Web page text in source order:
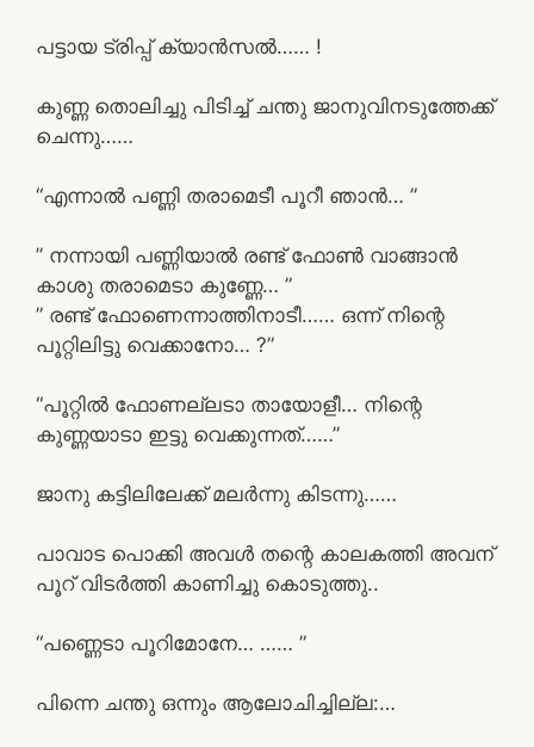
പട്ടായ ട്രിപ്പ് ക്യാൻസൽ…… !
കുണ്ണ തൊലിച്ചു പിടിച്ച് ചന്തു ജാനുവിനടുത്തേക്ക്
ചെന്നു……
“എന്നാൽ പണ്ണി തരാമെടീ പൂറീ ഞാൻ… ”
” നന്നായി പണ്ണിയാൽ രണ്ട് ഫോൺ വാങ്ങാൻ
കാശു തരാമെടാ കുണ്ണേ… ”
” രണ്ട് ഫോണെന്നാത്തിനാടീ…… ഒന്ന് നിന്റെ
പൂറ്റിലിട്ടു വെക്കാനോ… ?”
“പൂറ്റിൽ ഫോണല്ലടാ തായോളീ… നിന്റെ
കുണ്ണയാടാ ഇട്ടു വെക്കുന്നത്……”
ജാനു കട്ടിലിലേക്ക് മലർന്നു കിടന്നു……
പാവാട പൊക്കി അവൾ തന്റെ കാലകത്തി അവന്
പൂറ് വിടർത്തി കാണിച്ചു കൊടുത്തു..
“പണ്ണെടാ പൂറിമോനേ… …… ”
പിന്നെ ചന്തു ഒന്നും ആലോചിച്ചില്ല:…